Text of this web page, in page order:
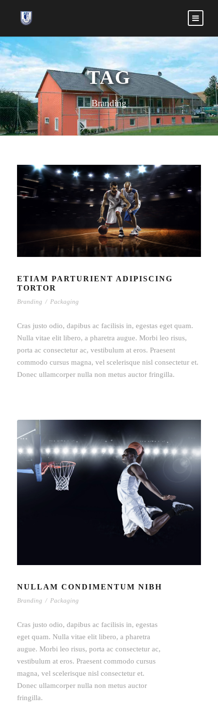
TAG
Branding
ETIAM PARTURIENT ADIPISCING
TORTOR
Branding / Packaging
Cras justo odio, dapibus ac facilisis in, egestas eget quam.
Nulla vitae elit libero, a pharetra augue. Morbi leo risus,
porta ac consectetur ac, vestibulum at eros. Praesent
commodo cursus magna, vel scelerisque nisl consectetur et.
Donec ullamcorper nulla non metus auctor fringilla.
NULLAM CONDIMENTUM NIBH
Branding / Packaging
Cras justo odio, dapibus ac facilisis in, egestas
eget quam. Nulla vitae elit libero, a pharetra
augue. Morbi leo risus, porta ac consectetur ac,
vestibulum at eros. Praesent commodo cursus
magna, vel scelerisque nisl consectetur et.
Donec ullamcorper nulla non metus auctor
fringilla.